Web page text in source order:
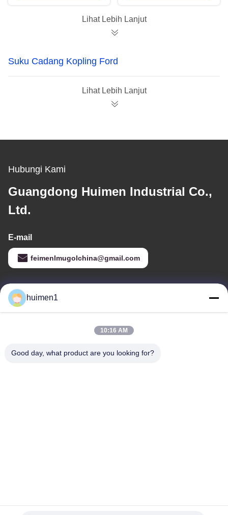
Lihat Lebih Lanjut
Suku Cadang Kopling Ford
Lihat Lebih Lanjut
Hubungi Kami
Guangdong Huimen Industrial Co.,
Ltd.
E-mail
feimenlmugolchina@gmail.com
Alamat Kami
No. 1-3, Jalan Shuiniupu, Desa Yongxing, Distrik Baiyun, Kota
huimen1
10:16 AM
Good day, what product are you looking for?